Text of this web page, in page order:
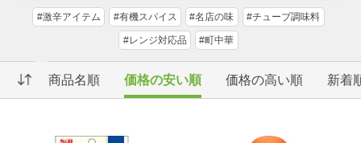
#激辛アイテム #有機スパイス #名店の味 #チューブ調味料
#レンジ対応品 #町中華
商品名順 価格の安い順 価格の高い順 新着